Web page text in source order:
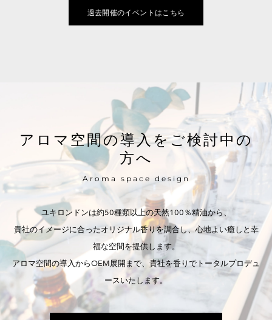
過去開催のイベントはこちら
アロマ空間の導入をご検討中の
方へ
Aroma space design
ユキロンドンは約50種類以上の天然100％精油から、
貴社のイメージに合ったオリジナル香りを調合し、心地よい癒しと幸
福な空間を提供します。
​アロマ空間の導入からOEM展開まで、貴社を香りでトータルプロデュ
ースいたします。